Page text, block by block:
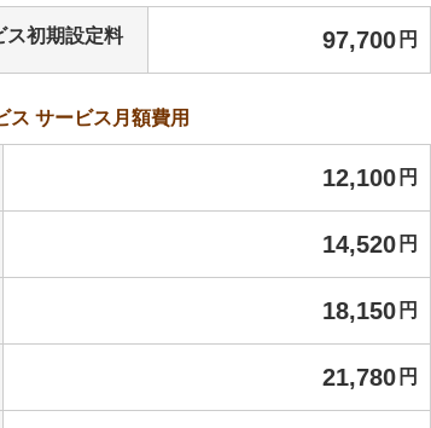
ス初期設定料 97,700 円
サービス月額費用
12,100 円
14,520 円
18,150 円
21,780 円